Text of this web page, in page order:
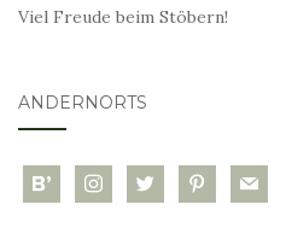
Viel Freude beim Stöbern!
ANDERNORTS
bloglovininstagramtwitter pinterest
mail